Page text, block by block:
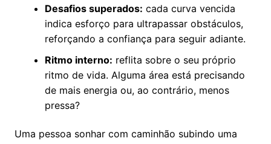
Desafios superados: cada curva vencida
indica esforço para ultrapassar obstáculos,
reforçando a confiança para seguir adiante.
Ritmo interno: reflita sobre o seu próprio
ritmo de vida. Alguma área está precisando
de mais energia ou, ao contrário, menos
pressa?
Uma pessoa sonhar com caminhão subindo uma